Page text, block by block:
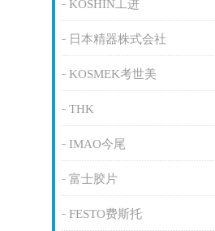
KOSHIN工进
日本精器株式会社
KOSMEK考世美
THK
IMAO今尾
富士胶片
FESTO费斯托